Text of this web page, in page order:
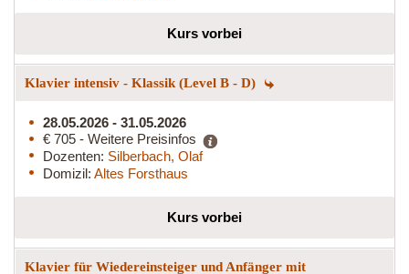
Kurs vorbei
Klavier intensiv - Klassik (Level B - D)
28.05.2026 - 31.05.2026
€ 705 - Weitere Preisinfos
Dozenten: Silberbach, Olaf
Domizil: Altes Forsthaus
Kurs vorbei
Klavier für Wiedereinsteiger und Anfänger mit